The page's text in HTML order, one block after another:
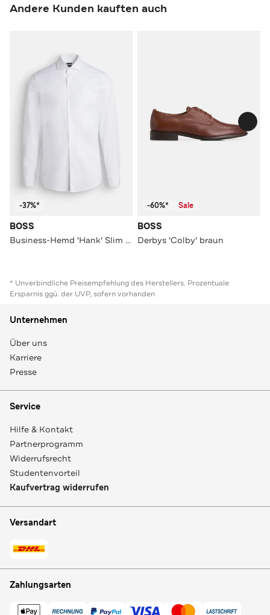
Andere Kunden kauften auch
-37%*
BOSS
Business-Hemd 'Hank' Slim Fit
-60%* Sale
BOSS
Derbys 'Colby' braun
* Unverbindliche Preisempfehlung des Herstellers. Prozentuale
Ersparnis ggü. der UVP, sofern vorhanden
Unternehmen
Über uns
Karriere
Presse
Service
Hilfe & Kontakt
Partnerprogramm
Widerrufsrecht
Studentenvorteil
Kaufvertrag widerrufen
Versandart
Zahlungsarten